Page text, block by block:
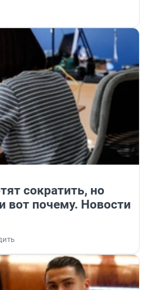
сократить, но
вот почему. Новости